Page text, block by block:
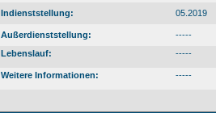
Indienststellung: 05.2019
Außerdienststellung:
-----
Lebenslauf:
-----
Weitere Informationen: -----